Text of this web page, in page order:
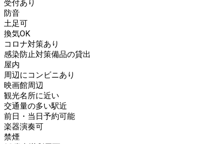
受付あり
防音
土足可
換気OK
コロナ対策あり
感染防止対策備品の貸出
屋内
周辺にコンビニあり
映画館周辺
観光名所に近い
交通量の多い駅近
前日・当日予約可能
楽器演奏可
禁煙